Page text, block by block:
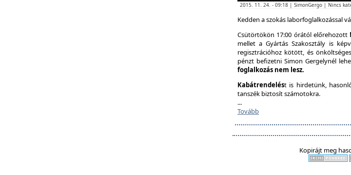
2015. 11. 24. - 09:18 | SimonGergo | Nincs
Kedden a szokás laborfoglalkozással
Csütörtökön 17:00 órától előrehozott
mellet a Gyártás Szakosztály is
regisztrációhoz kötött, és
pénzt befizetni Simon Gergelynél
foglalkozás nem lesz.
Kabátrendelést is hirdetünk,
tanszék biztosít számotokra.
...
Tovább
Kopirájt meg